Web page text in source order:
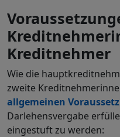
Kreditnehmer
Wie die
zweite
allgemeinen
Darlehensvergabe
eingestuft zu werden: